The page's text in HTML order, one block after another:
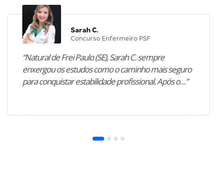
Sarah C.
Concurso Enfermeiro PSF
“Natural de Frei Paulo (SE), Sarah C. sempre
enxergou os estudos como o caminho mais seguro
para conquistar estabilidade profissional. Após o…”